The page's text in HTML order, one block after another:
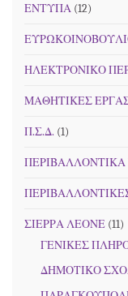
ΕΝΤΥΠΑ (12)
ΗΛΕΚΤΡΟΝΙΚΟ
ΜΑΘΗΤΙΚΕΣ
Π.Σ.Δ. (1)
ΣΙΕΡΡΑ ΛΕΟΝΕ (11)
ΓΕΝΙΚΕΣ
ΔΗΜΟΤΙΚΟ